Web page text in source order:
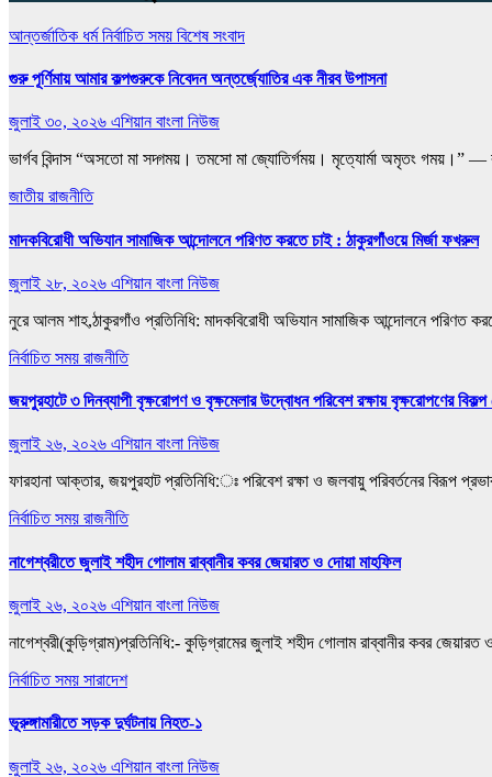
আন্তর্জাতিক ধর্মনির্বাচিত সময় বিশেষ সংবাদ
গুরু পূর্ণিমায় আমার কল্পগুরুকে নিবেদন অন্তর্জ্যোতির এক নীরব উপাসনা
জুলাই ৩০, ২০২৬ এশিয়ান বাংলা নিউজ
ভার্গব বিন্দাস “অসতো মা সদ্গময়। তমসো মা জ্যোতির্গময়। মৃত্যোর্মা অমৃতং গময়।” —
জাতীয় রাজনীতি
মাদকবিরোধী অভিযান সামাজিক আন্দোলনে পরিণত করতে চাই : ঠাকুরগাঁওয়ে মির্জা ফখরুল
জুলাই ২৮, ২০২৬ এশিয়ান বাংলা নিউজ
নুরে আলম শাহ,‎‎ঠাকুরগাঁও প্রতিনিধি: ‎‎মাদকবিরোধী অভিযান সামাজিক আন্দোলনে
নির্বাচিত সময় রাজনীতি
জয়পুরহাটে ৩ দিনব্যাপী বৃক্ষরোপণ ও বৃক্ষমেলার উদ্বোধন পরিবেশ রক্ষায় বৃক্ষরোপণের বিকল্প
জুলাই ২৬, ২০২৬ এশিয়ান বাংলা নিউজ
ফারহানা আক্তার, জয়পুরহাট প্রতিনিধি:ঃ পরিবেশ রক্ষা ও জলবায়ু পরিবর্তনের বিরূপ
নির্বাচিত সময় রাজনীতি
নাগেশ্বরীতে জুলাই শহীদ গোলাম রাব্বানীর কবর জেয়ারত ও দোয়া মাহফিল
জুলাই ২৬, ২০২৬ এশিয়ান বাংলা নিউজ
নাগেশ্বরী(কুড়িগ্রাম)প্রতিনিধি:- কুড়িগ্রামের জুলাই শহীদ গোলাম রাব্বানীর কবর
নির্বাচিত সময় সারাদেশ
ভূরুঙ্গামারীতে সড়ক দুর্ঘটনায় নিহত-১
জুলাই ২৬, ২০২৬ এশিয়ান বাংলা নিউজ